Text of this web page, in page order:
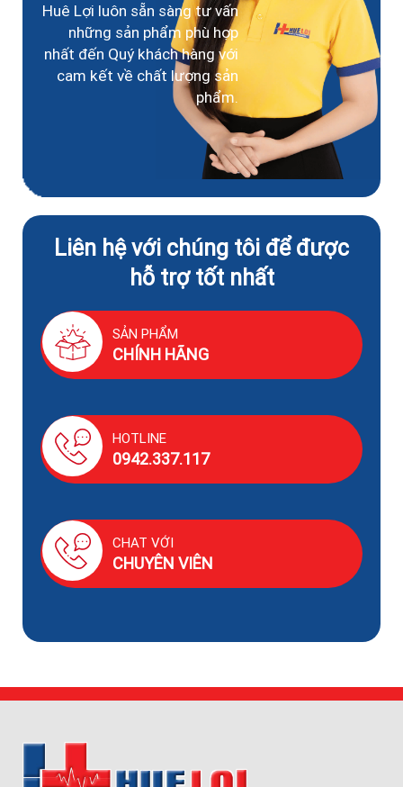
Huê Lợi luôn sẵn sàng tư vấn
những sản phẩm phù hợp
nhất đến Quý khách hàng với
cam kết về chất lượng sản
phẩm.
Liên hệ với chúng tôi để được
hỗ trợ tốt nhất
SẢN PHẨM
CHÍNH HÃNG
HOTLINE
0942.337.117
CHAT VỚI
CHUYÊN VIÊN